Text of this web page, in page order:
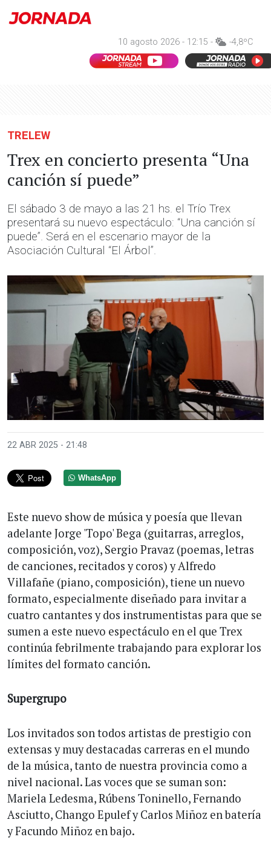
10 agosto 2026 - 12:15 - -4,8ºC
TRELEW
Trex en concierto presenta “Una
canción sí puede”
El sábado 3 de mayo a las 21 hs. el Trío Trex
presentará su nuevo espectáculo: “Una canción sí
puede”. Será en el escenario mayor de la
Asociación Cultural “El Árbol”.
22 ABR 2025 - 21:48
WhatsApp
Este nuevo show de música y poesía que llevan
adelante Jorge 'Topo' Bega (guitarras, arreglos,
composición, voz), Sergio Pravaz (poemas, letras
de canciones, recitados y coros) y Alfredo
Villafañe (piano, composición), tiene un nuevo
formato, especialmente diseñado para invitar a
cuatro cantantes y dos instrumentistas para que se
sumen a este nuevo espectáculo en el que Trex
continúa febrilmente trabajando para explorar los
límites del formato canción.
Supergrupo
Los invitados son todos artistas de prestigio con
extensas y muy destacadas carreras en el mundo
de la música, tanto de nuestra provincia como a
nivel nacional. Las voces que se suman son:
Mariela Ledesma, Rúbens Toninello, Fernando
Asciutto, Chango Epulef y Carlos Miñoz en batería
y Facundo Miñoz en bajo.